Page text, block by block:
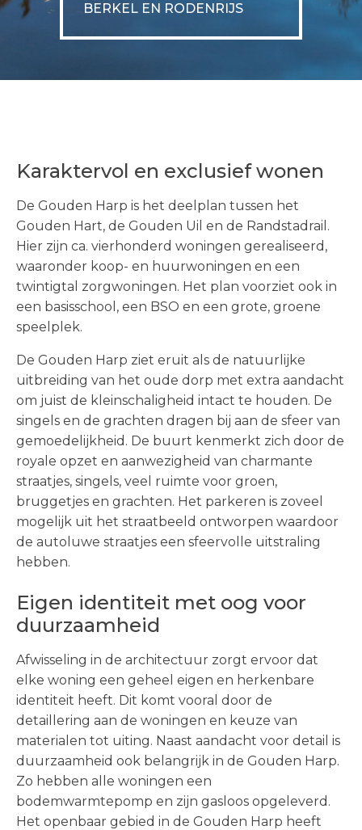
BERKEL EN RODENRIJS
Karaktervol en exclusief wonen
De Gouden Harp is het deelplan tussen het
Gouden Hart, de Gouden Uil en de Randstadrail.
Hier zijn ca. vierhonderd woningen gerealiseerd,
waaronder koop- en huurwoningen en een
twintigtal zorgwoningen. Het plan voorziet ook in
een basisschool, een BSO en een grote, groene
speelplek.
De Gouden Harp ziet eruit als de natuur­lijke
uitbreiding van het oude dorp met extra aandacht
om juist de kleinschaligheid intact te houden. De
singels en de grachten dragen bij aan de sfeer van
gemoedelijkheid. De buurt kenmerkt zich door de
royale opzet en aanwezigheid van charmante
straatjes, singels, veel ruimte voor groen,
bruggetjes en grachten. Het parkeren is zoveel
mogelijk uit het straatbeeld ontworpen waardoor
de autoluwe straatjes een sfeervolle uitstraling
hebben.
Eigen identiteit met oog voor
duurzaamheid
Afwisseling in de architectuur zorgt ervoor dat
elke woning een geheel eigen en herkenbare
identiteit heeft. Dit komt vooral door de
detaillering aan de woningen en keuze van
materialen tot uiting. Naast aandacht voor detail is
duurzaamheid ook belangrijk in de Gouden Harp.
Zo hebben alle woningen een
bodemwarmtepomp en zijn gasloos opgeleverd.
Het openbaar gebied in de Gouden Harp heeft